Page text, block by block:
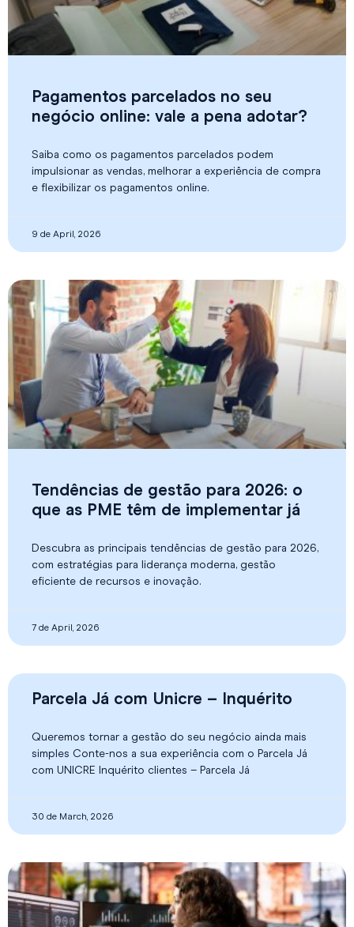
Pagamentos parcelados no seu
negócio online: vale a pena adotar?
Saiba como os pagamentos parcelados podem
impulsionar as vendas, melhorar a experiência de compra
e flexibilizar os pagamentos online.
9 de April, 2026
Tendências de gestão para 2026: o
que as PME têm de implementar já
Descubra as principais tendências de gestão para 2026,
com estratégias para liderança moderna, gestão
eficiente de recursos e inovação.
7 de April, 2026
Parcela Já com Unicre – Inquérito
Queremos tornar a gestão do seu negócio ainda mais
simples Conte-nos a sua experiência com o Parcela Já
com UNICRE Inquérito clientes – Parcela Já
30 de March, 2026